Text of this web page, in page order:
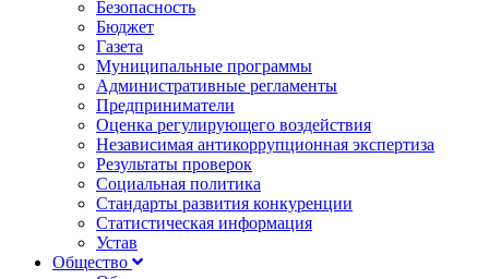
Безопасность
Бюджет
Газета
Муниципальные программы
Административные регламенты
Предприниматели
Оценка регулирующего воздействия
Независимая антикоррупционная экспертиза
Результаты проверок
Социальная политика
Стандарты развития конкуренции
Статистическая информация
Устав
Общество